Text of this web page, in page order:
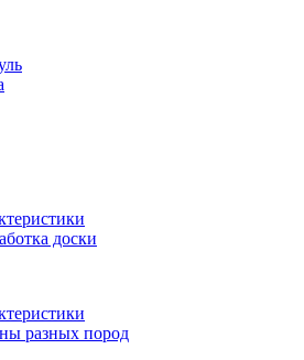
доски
разных пород